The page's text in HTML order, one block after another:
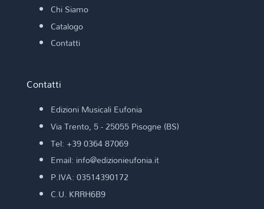
Chi Siamo
Catalogo
Contatti
Contatti
Edizioni Musicali Eufonia
Via Trento, 5 - 25055 Pisogne (BS)
Tel: +39 0364 87069
Email: info@edizionieufonia.it
P.IVA: 03514390172
C.U. KRRH6B9